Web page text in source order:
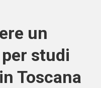
un
studi
Toscana